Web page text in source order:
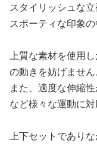
スタイリッシュな
スポーティな印象の
上質な素材を使用
の動きを妨げません
また、適度な伸縮
など様々な運動に対
上下セットであり